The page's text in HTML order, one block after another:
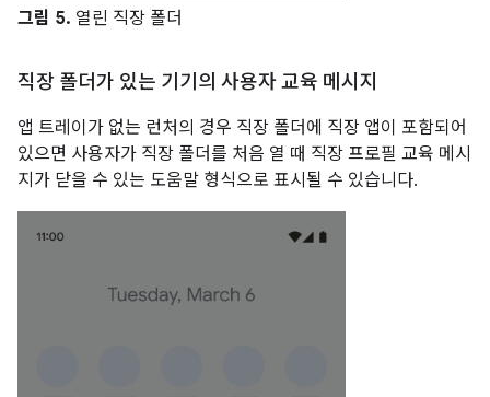
그림 5. 열린 직장 폴더
직장 폴더가 있는 기기의 사용자 교육 메시지
앱 트레이가 없는 런처의 경우 직장 폴더에 직장 앱이 포함되어
있으면 사용자가 직장 폴더를 처음 열 때 직장 프로필 교육 메시
지가 닫을 수 있는 도움말 형식으로 표시될 수 있습니다.